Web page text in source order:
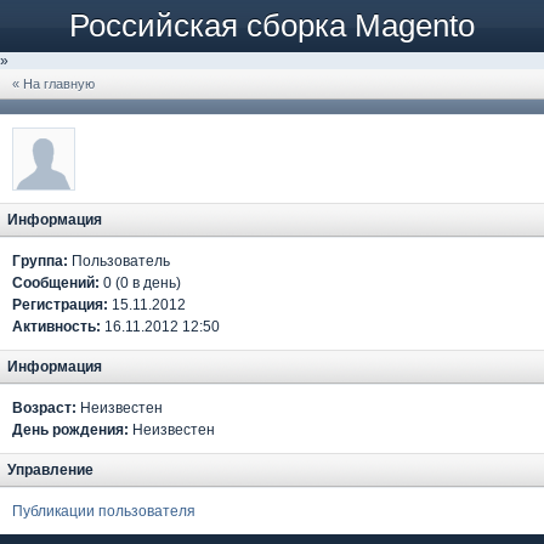
Российская сборка Magento
»
« На главную
Информация
Группа: Пользователь
Сообщений: 0 (0 в день)
Регистрация: 15.11.2012
Активность: 16.11.2012 12:50
Информация
Возраст: Неизвестен
День рождения: Неизвестен
Управление
Публикации пользователя